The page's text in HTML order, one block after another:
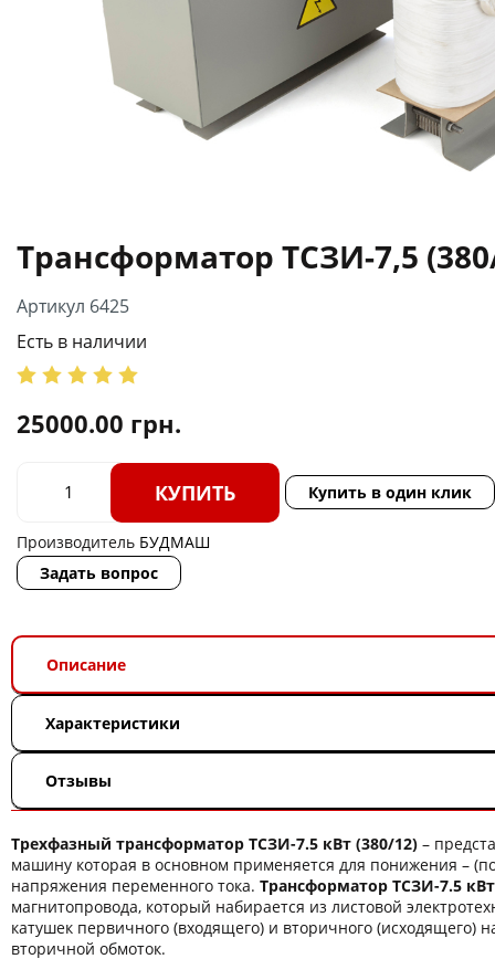
Трансформатор ТСЗИ-7,5
Артикул 6425
Есть в наличии
25000.00 грн.
КУПИТЬ Купить в один клик
Производитель БУДМАШ
Задать вопрос
Описание
Характеристики
Отзывы
Трехфазный трансформатор ТСЗИ-7.5 кВт (380/12) –
машину которая в основном применяется для понижения –
напряжения переменного тока. Трансформатор ТСЗИ-7.5
магнитопровода, который набирается из листовой
катушек первичного (входящего) и вторичного (исходящего)
вторичной обмоток.